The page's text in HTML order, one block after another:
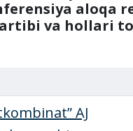
aloqa
va hollari
AJ